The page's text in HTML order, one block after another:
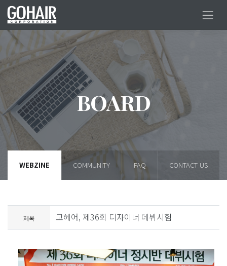
BOARD
WEBZINE COMMUNITY FAQ CONTACT US
제목 고헤어, 제36회 디자이너 데뷔시험